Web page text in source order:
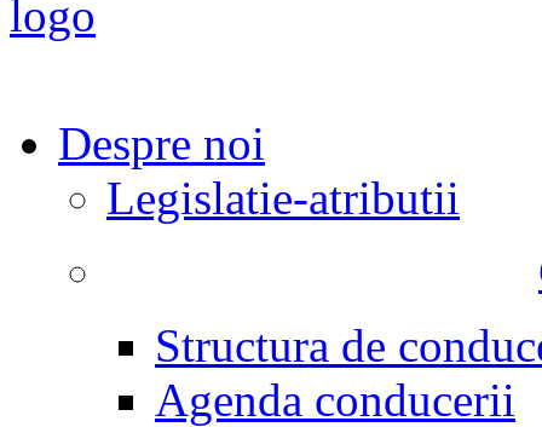
Despre noi
Legislatie-atributii
Structura de
Agenda conducerii